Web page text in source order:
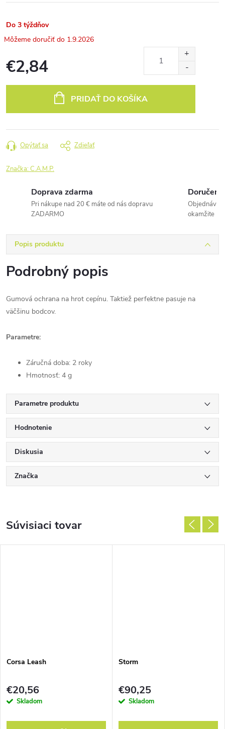
Do 3 týždňov
1.9.2026
€2,84
PRIDAŤ DO KOŠÍKA
Opýtať sa Zdieľať
Značka:C.A.M.P.
Doprava zdarma
Pri nákupe nad 20 € máte od nás dopravu
ZADARMO
okamžite
Popis produktu
Podrobný popis
Gumová ochrana na hrot cepínu. Taktiež perfektne pasuje na
väčšinu bodcov.
Parametre:
Záručná doba: 2 roky
Hmotnosť: 4 g
Parametre produktu
Hodnotenie
Diskusia
Značka
Súvisiaci tovar
Corsa Leash
€20,56
Skladom
Storm
€90,25
Skladom